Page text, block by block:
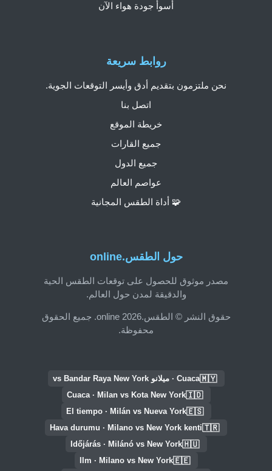
حول الطقس.online
مصدر موثوق للحصول على توقعات الطقس الحية
والدقيقة لمدن حول العالم.
حقوق النشر © الطقس.online 2026. جميع الحقوق
محفوظة.
روابط سريعة
نحن ملتزمون بتقديم أدق وأيسر التوقعات الجوية.
اتصل بنا
خريطة الموقع
جميع القارات
جميع الدول
عواصم العالم
🧩 أداة الطقس المجانية
أسوأ جودة هواء الآن
🇲🇾Cuaca · ميلانو vs Bandar Raya New York
🇮🇩
Cuaca · Milan vs Kota New York
🇪🇸
El tiempo · Milán vs Nueva York
🇹🇷
Hava durumu · Milano vs New York kenti
🇭🇺
Időjárás · Milánó vs New York
🇪🇪
Ilm · Milano vs New York